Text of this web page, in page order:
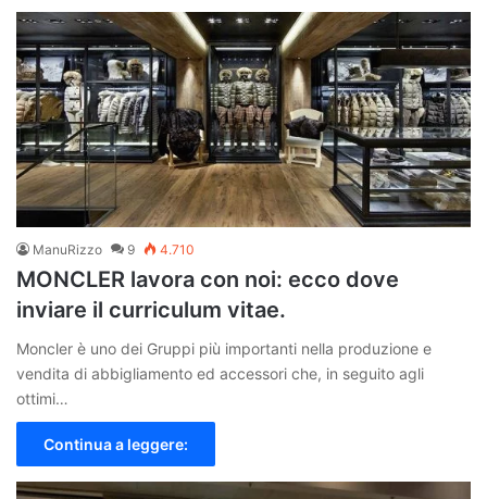
ManuRizzo 9 4.710
MONCLER lavora con noi: ecco dove
inviare il curriculum vitae.
Moncler è uno dei Gruppi più importanti nella produzione e
vendita di abbigliamento ed accessori che, in seguito agli
ottimi…
Continua a leggere: